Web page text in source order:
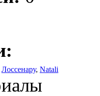
Лоссенару, Natali